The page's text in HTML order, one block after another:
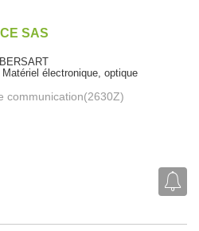
SAS
électronique, optique
communication(2630Z)